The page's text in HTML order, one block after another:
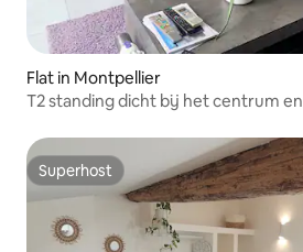
Flat in Montpellier
T2 standing dicht bij het centrum
Superhost
Superhost